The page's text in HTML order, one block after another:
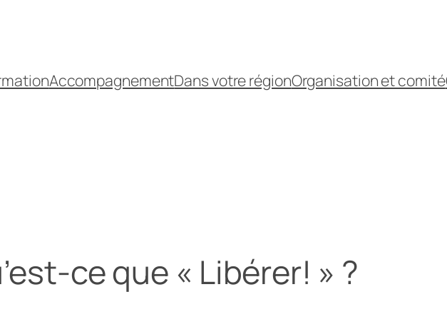
AccompagnementDans votre régionOrganisation et comité
ce que « Libérer! » ?